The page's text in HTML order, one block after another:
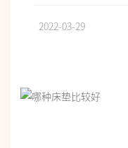
2022-03-29